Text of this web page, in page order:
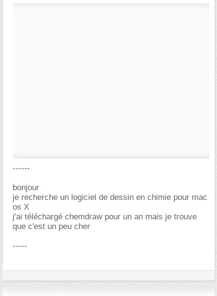
------
bonjour
je recherche un logiciel de dessin en chimie pour mac
os X
j'ai téléchargé chemdraw pour un an mais je trouve
que c'est un peu cher
-----